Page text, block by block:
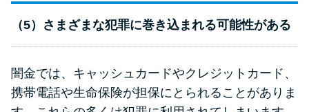
（5）さまざまな犯罪に巻き込まれる可能性がある
闇金では、キャッシュカードやクレジットカード、
携帯電話や生命保険が担保にとられることがありま